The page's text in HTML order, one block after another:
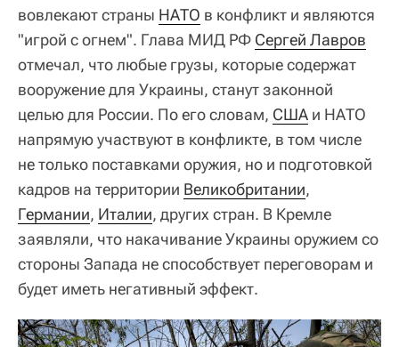
вовлекают страны НАТО в конфликт и являются
"игрой с огнем". Глава МИД РФ Сергей Лавров
отмечал, что любые грузы, которые содержат
вооружение для Украины, станут законной
целью для России. По его словам, США и НАТО
напрямую участвуют в конфликте, в том числе
не только поставками оружия, но и подготовкой
кадров на территории Великобритании,
Германии, Италии, других стран. В Кремле
заявляли, что накачивание Украины оружием со
стороны Запада не способствует переговорам и
будет иметь негативный эффект.